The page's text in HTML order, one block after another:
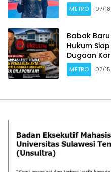
METRO 07/
Babak
Hukum
Dugaan
METRO 07/